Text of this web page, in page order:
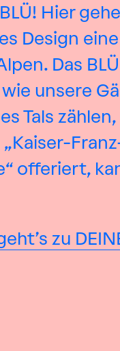
Hier
Design
Das
unsere
Tals
offeriert,
zu